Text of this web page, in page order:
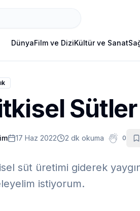
DünyaFilm ve DiziKültür ve Sanat
Sütler
17 Haz 2022 2 dk okuma 0
süt üretimi giderek
istiyorum.